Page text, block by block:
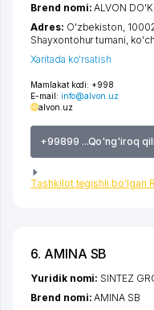
Mamlakat kodi: +998
E-mail: info@alvon.uz
alvon.uz
+99899 ...Qo'ng'iroq
Tashkilot tegishli bo'lgan
Brend nomi:ALVON
Adres: O'zbekiston,
Shayxontohur tumani
Xaritada ko'rsatish
6. AMINA SB
Yuridik nomi: SINTEZ
Brend nomi:AMINA SB